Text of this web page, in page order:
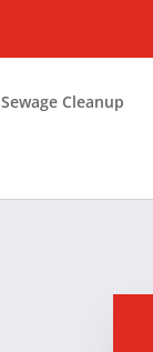
Sewage Cleanup